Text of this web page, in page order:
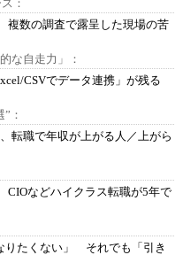
：
複数の調査で露呈した現場の苦
な自走力」：
CSVでデータ連携」が残る
：
転職で年収が上がる人／上がら
CIOなどハイクラス転職が5年で
りたくない」 それでも「引き